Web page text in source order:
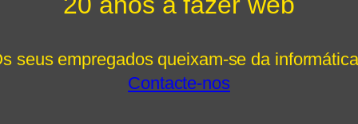
seus empregados queixam-se da
Contacte-nos